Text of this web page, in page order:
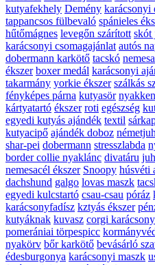
kutyafekhely Demény karácsonyi
tappancsos fülbevaló spánieles
hűtőmágnes levegőn szárított skót
karácsonyi csomagajánlat autós
dobermann karkötő tacskó
ékszer boxer medál karácsonyi
takarmány yorkie ékszer szálkás
fényképes párna kutyasör
kártyatartó ékszer roti egészség
egyedi kutyás ajándék textil
kutyacipő ajándék doboz
shar-pei dobermann stresszlabda
border collie nyaklánc divatáru
nemesacél ékszer Snoopy húsvéti
dachshund galgo lovas maszk
egyedi kulcstartó csau-csau póráz
karácsonyfadísz kztyás ékszer
kutyáknak kuvasz corgi
pomerániai törpespicc
nyakörv bőr karkötő bevásárló
édesburgonya karácsonyi maszk